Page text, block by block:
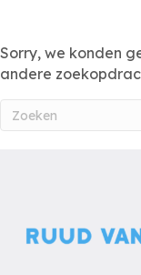
Sorry, we konden
andere